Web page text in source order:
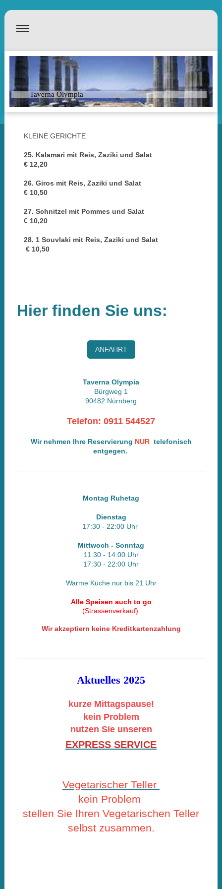
Taverna Olympia
KLEINE GERICHTE
25. Kalamari mit Reis, Zaziki und Salat
€ 12,20
26. Giros mit Reis, Zaziki und Salat
€ 10,50
27. Schnitzel mit Pommes und Salat
€ 10,20
28. 1 Souvlaki mit Reis, Zaziki und Salat
€ 10,50
Hier finden Sie uns:
ANFAHRT
Taverna Olympia
Bürgweg 1
90482 Nürnberg
Telefon: 0911 544527
Wir nehmen Ihre Reservierung NURtelefonisch
entgegen.
Montag Ruhetag
Dienstag
17:30 - 22:00 Uhr
Mittwoch - Sonntag
11:30 - 14:00 Uhr
17:30 - 22:00 Uhr
Warme Küche nur bis 21 Uhr
Alle Speisen auch to go
(Strassenverkauf)
Wir akzeptiern keine Kreditkartenzahlung
Aktuelles 2025
kurze Mittagspause!
kein Problem
nutzen Sie unseren
EXPRESS SERVICE
Vegetarischer Teller
kein Problem
stellen Sie Ihren Vegetarischen Teller
selbst zusammen.